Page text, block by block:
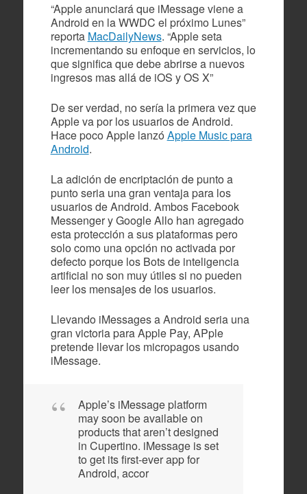
“Apple anunciará que iMessage viene a
Android en la WWDC el próximo Lunes”
reporta MacDailyNews. “Apple seta
incrementando su enfoque en servicios, lo
que significa que debe abrirse a nuevos
ingresos mas allá de iOS y OS X”
De ser verdad, no sería la primera vez que
Apple va por los usuarios de Android.
Hace poco Apple lanzó Apple Music para
Android.
La adición de encriptación de punto a
punto seria una gran ventaja para los
usuarios de Android. Ambos Facebook
Messenger y Google Allo han agregado
esta protección a sus plataformas pero
solo como una opción no activada por
defecto porque los Bots de inteligencia
artificial no son muy útiles si no pueden
leer los mensajes de los usuarios.
Llevando iMessages a Android seria una
gran victoria para Apple Pay, APple
pretende llevar los micropagos usando
iMessage.
Apple’s iMessage platform
may soon be available on
products that aren’t designed
in Cupertino. iMessage is set
to get its first-ever app for
Android, accor